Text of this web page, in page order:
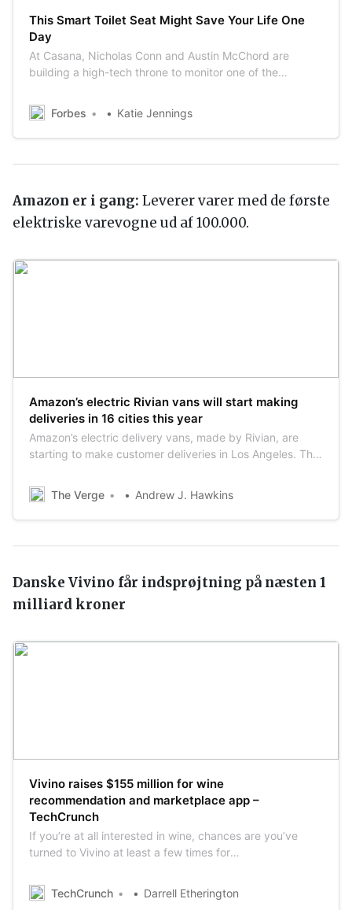
This Smart Toilet Seat Might Save Your Life One
Day
At Casana, Nicholas Conn and Austin McChord are
building a high-tech throne to monitor one of the
Now they’re flush with deep-pocketed investors.
Forbes Katie Jennings
Amazon er i gang: Leverer varer med de første
elektriske varevogne ud af 100.000.
Amazon’s electric Rivian vans will start making
deliveries in 16 cities this year
Amazon’s electric delivery vans, made by Rivian, are
starting to make customer deliveries in Los Angeles. The
2021.
The Verge Andrew J. Hawkins
Danske Vivino får indsprøjtning på næsten 1
milliard kroner
Vivino raises $155 million for wine
recommendation and marketplace app –
TechCrunch
If you’re at all interested in wine, chances are you’ve
turned to Vivino at least a few times for
have been helping people enjoy better wine since 2010,
and now the startup has raised $155 million with its
TechCrunch Darrell Etherington